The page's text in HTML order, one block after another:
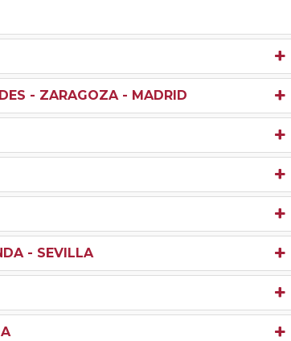
- ZARAGOZA - MADRID
- SEVILLA